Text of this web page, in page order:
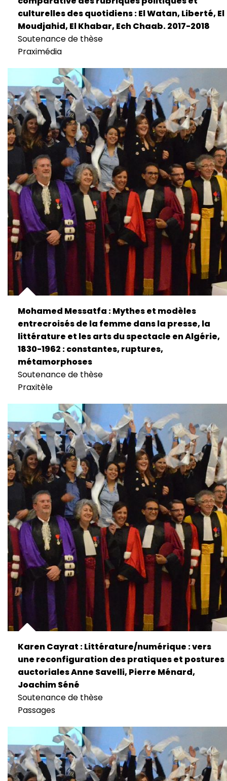
culturelles des quotidiens : El Watan, Liberté, El
Moudjahid, El Khabar, Ech Chaab. 2017-2018
Soutenance de thèse
Praximédia
Mohamed Messatfa : Mythes et modèles
entrecroisés de la femme dans la presse, la
littérature et les arts du spectacle en Algérie,
1830-1962 : constantes, ruptures,
métamorphoses
Soutenance de thèse
Praxitèle
Karen Cayrat : Littérature/numérique : vers
une reconfiguration des pratiques et postures
auctoriales Anne Savelli, Pierre Ménard,
Joachim Séné
Soutenance de thèse
Passages